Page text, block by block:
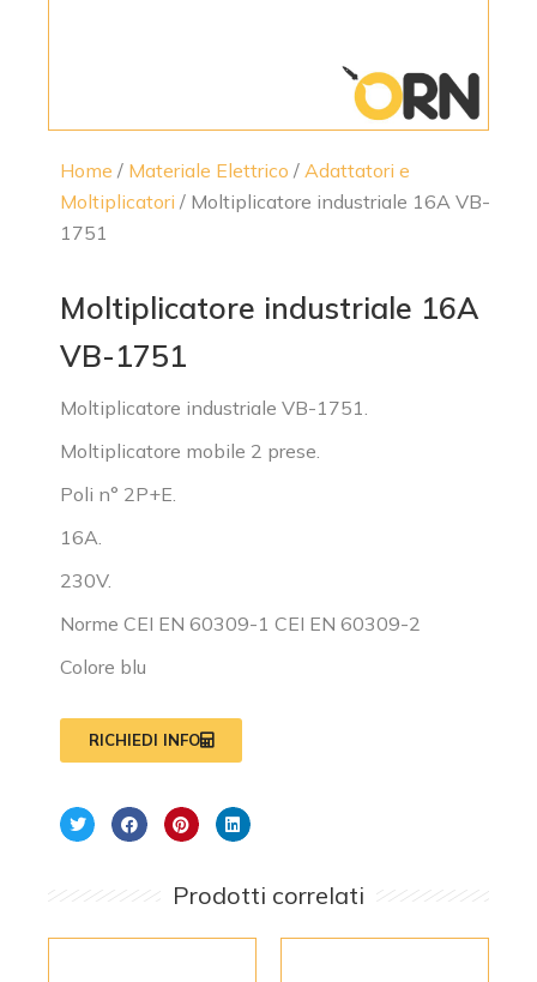
Home / Materiale Elettrico / Adattatori e
Moltiplicatori / Moltiplicatore industriale 16A VB-
1751
Moltiplicatore industriale 16A
VB-1751
Moltiplicatore industriale VB-1751.
Moltiplicatore mobile 2 prese.
Poli n° 2P+E.
16A.
230V.
Norme CEI EN 60309-1 CEI EN 60309-2
Colore blu
RICHIEDI INFO
Prodotti correlati